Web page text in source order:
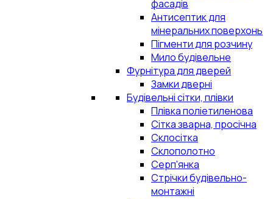
фасадів
Антисептик для
мінеральних поверхонь
Пігменти для розчину
Мило будівельне
Фурнітура для дверей
Замки дверні
Будівельні сітки, плівки
Плівка поліетиленова
Сітка зварна, просічна
Склосітка
Склополотно
Серп'янка
Стрічки будівельно-
монтажні